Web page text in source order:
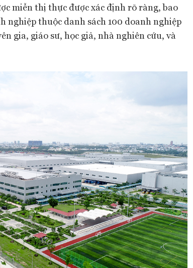
miễn thị thực được xác định rõ ràng, bao
nghiệp thuộc danh sách 100 doanh nghiệp
gia, giáo sư, học giả, nhà nghiên cứu, và